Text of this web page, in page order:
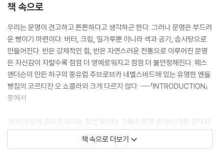
책 속으로
우리는 문명이 견고하고 튼튼하다고 생각하곤 한다. 그러나 문명은 부드러
운 빵이기 마련이다. 버터, 크림, 밀가루뿐 아니라 색과 공기, 솜사탕으로
만들어진다. 반은 강제적인 힘, 반은 자연스러운 전통으로 이루어진 문명
은 자신감이 자랄수록 점점 더 영예로워지고 점점 더 불안정해진다. 웨스
앤더슨이 만든 허구의 중유럽 주브로브카 네벨스바드에 있는 유명한 멘들
빵집의 코르티잔 오 쇼콜라와 크게 다르지 않다. ---「INTRODUCTION」
중에서
‘우리 부모와 조부모 세대는 훨씬 좋았다. 그들은 한쪽 끝에서 다른 끝까지
깔끔한 일직선으로 조용한 삶을 살았다. 그래서 나는 그들이 부러운가? 잘
모르겠다. 그들은 진짜 고통에서, 악의와 운명의 힘에서 멀리 떨어져 꾸벅
책 속으로 더보기